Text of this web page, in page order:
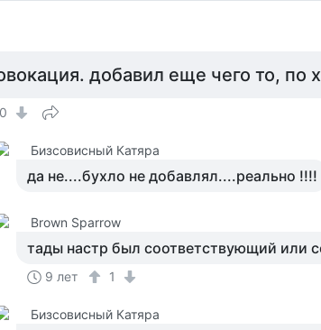
добавил еще чего то, по
0
Бизсовисный Катяра
да не....бухло не добавлял....реально !!!!
Brown Sparrow
тады настр был соответствующий или
9 лет 1
Бизсовисный Катяра